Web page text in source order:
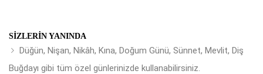
SIZLERIN YANINDA
Düğün, Nişan, Nikâh, Kına, Doğum Günü, Sünnet, Mevlit, Diş
Buğdayı gibi tüm özel günlerinizde kullanabilirsiniz.